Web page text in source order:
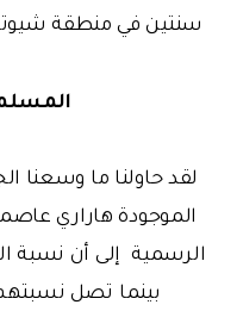
سنتين في منطقة شيوتسالي
لقد حاولنا ما وسعنا
الموجودة هاراري